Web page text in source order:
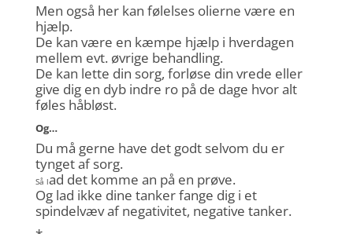
Men også her kan følelses olierne være en
hjælp.
De kan være en kæmpe hjælp i hverdagen
mellem evt. øvrige behandling.
De kan lette din sorg, forløse din vrede eller
give dig en dyb indre ro på de dage hvor alt
føles håbløst.
Og…
Du må gerne have det godt selvom du er
tynget af sorg.
Så lad det komme an på en prøve.
Og lad ikke dine tanker fange dig i et
spindelvæv af negativitet, negative tanker.